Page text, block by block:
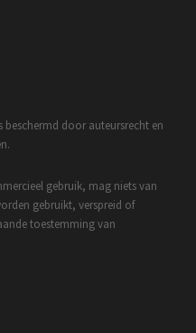
beschermd door auteursrecht en
gebruik, mag niets van
gebruikt, verspreid of
toestemming van